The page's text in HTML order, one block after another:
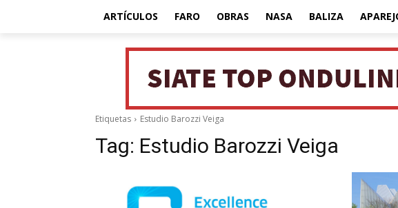
ARTÍCULOS FARO OBRAS NASA BALIZA
Etiquetas Estudio Barozzi Veiga
Tag: Estudio Barozzi Veiga